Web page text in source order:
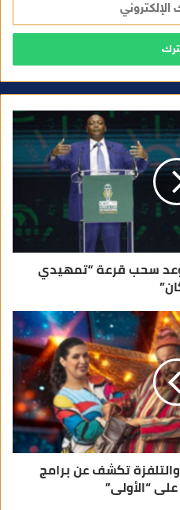
سحب قرعة “تمهيدي
تكشف عن برامج